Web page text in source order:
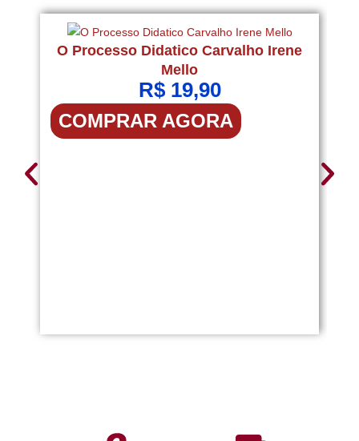
O Processo Didatico Carvalho Irene
Mello
R$19,90
COMPRAR AGORA